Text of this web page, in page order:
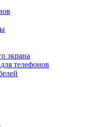
экрана
телефонов